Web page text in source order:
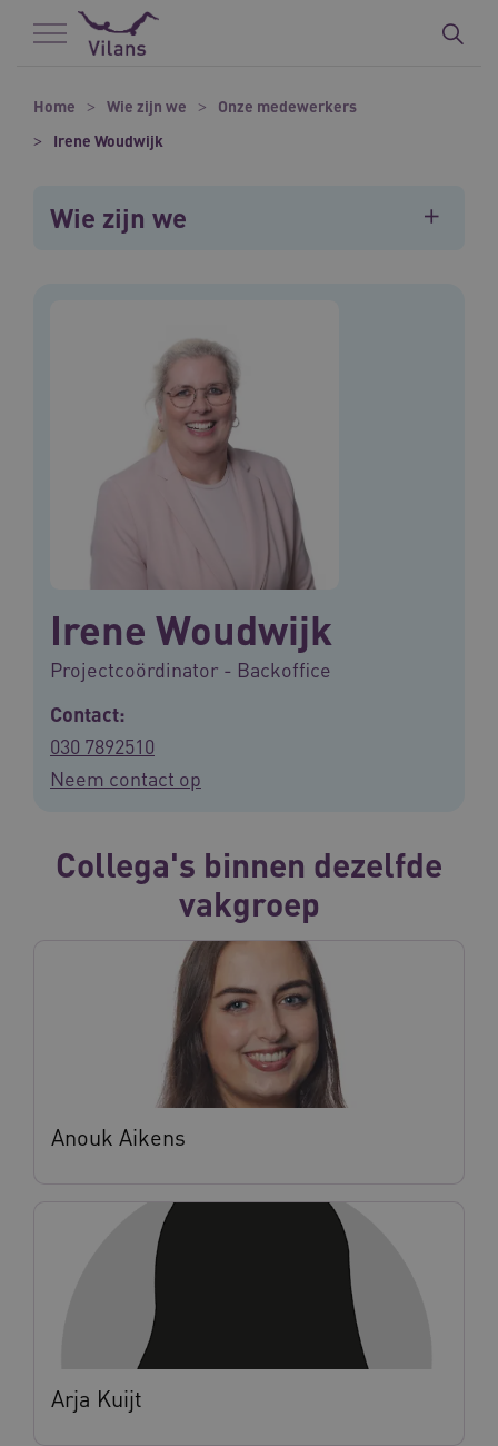
Naar hoofdinhoud
Naar footer
Home Wie zijn we
Onze medewerkers
Irene Woudwijk
Wie zijn we
Irene Woudwijk
Projectcoördinator - Backoffice
Contact:
030 7892510
Neem contact op
Collega's binnen dezelfde
vakgroep
Anouk Aikens
Arja Kuijt